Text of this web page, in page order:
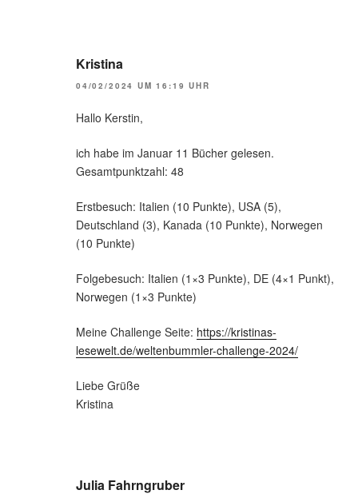
Kristina
04/02/2024 UM 16:19 UHR
Hallo Kerstin,
ich habe im Januar 11 Bücher gelesen.
Gesamtpunktzahl: 48
Erstbesuch: Italien (10 Punkte), USA (5),
Deutschland (3), Kanada (10 Punkte), Norwegen
(10 Punkte)
Folgebesuch: Italien (1×3 Punkte), DE (4×1 Punkt),
Norwegen (1×3 Punkte)
Meine Challenge Seite: https://kristinas-
lesewelt.de/weltenbummler-challenge-2024/
Liebe Grüße
Kristina
Julia Fahrngruber